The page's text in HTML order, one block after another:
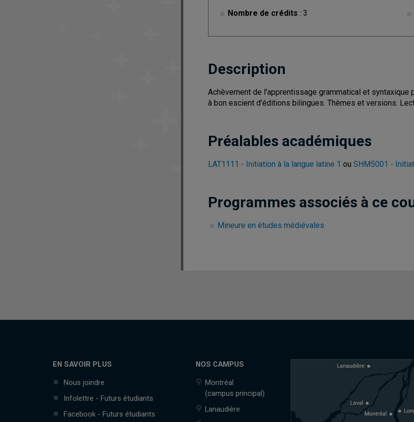
Nombre de crédits : 3
Description
Achèvement de l'apprentissage grammatical et
à bon escient d'éditions bilingues. Thèmes et versions.
Préalables académiques
LAT1111 - Initiation à la langue latine 1 ou SHM5001 -
Programmes associés à ce
Mineure en études médiévales
EN SAVOIR PLUS
Nous joindre
Infolettre - Futurs étudiants
Facebook - Futurs étudiants
NOS CAMPUS
Montréal
(campus principal)
Lanaudière